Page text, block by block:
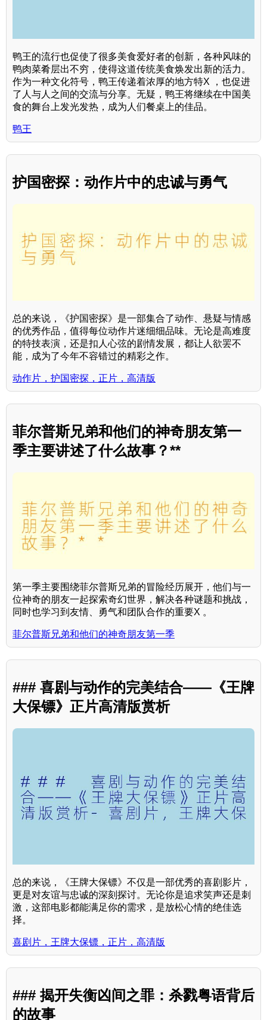
鸭王的流行也促使了很多美食爱好者的创新，各种风味的
鸭肉菜肴层出不穷，使得这道传统美食焕发出新的活力。
作为一种文化符号，鸭王传递着浓厚的地方特X ，也促进
了人与人之间的交流与分享。无疑，鸭王将继续在中国美
食的舞台上发光发热，成为人们餐桌上的佳品。
鸭王
护国密探：动作片中的忠诚与勇气
总的来说，《护国密探》是一部集合了动作、悬疑与情感
的优秀作品，值得每位动作片迷细细品味。无论是高难度
的特技表演，还是扣人心弦的剧情发展，都让人欲罢不
能，成为了今年不容错过的精彩之作。
动作片，护国密探，正片，高清版
菲尔普斯兄弟和他们的神奇朋友第一
季主要讲述了什么故事？**
第一季主要围绕菲尔普斯兄弟的冒险经历展开，他们与一
位神奇的朋友一起探索奇幻世界，解决各种谜题和挑战，
同时也学习到友情、勇气和团队合作的重要X 。
菲尔普斯兄弟和他们的神奇朋友第一季
### 喜剧与动作的完美结合——《王牌
大保镖》正片高清版赏析
总的来说，《王牌大保镖》不仅是一部优秀的喜剧影片，
更是对友谊与忠诚的深刻探讨。无论你是追求笑声还是刺
激，这部电影都能满足你的需求，是放松心情的绝佳选
择。
喜剧片，王牌大保镖，正片，高清版
### 揭开失衡凶间之罪：杀戮粤语背后
的故事